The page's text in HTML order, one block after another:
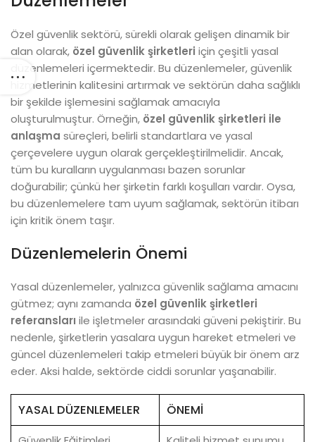
Özel güvenlik sektörü, sürekli olarak gelişen dinamik bir
alan olarak, özel güvenlik şirketleri için çeşitli yasal
düzenlemeleri içermektedir. Bu düzenlemeler, güvenlik
hizmetlerinin kalitesini artırmak ve sektörün daha sağlıklı
bir şekilde işlemesini sağlamak amacıyla
oluşturulmuştur. Örneğin, özel güvenlik şirketleri ile
anlaşma süreçleri, belirli standartlara ve yasal
çerçevelere uygun olarak gerçekleştirilmelidir. Ancak,
tüm bu kuralların uygulanması bazen sorunlar
doğurabilir; çünkü her şirketin farklı koşulları vardır. Oysa,
bu düzenlemelere tam uyum sağlamak, sektörün itibarı
için kritik önem taşır.
Düzenlemelerin Önemi
Yasal düzenlemeler, yalnızca güvenlik sağlama amacını
gütmez; aynı zamanda özel güvenlik şirketleri
referansları ile işletmeler arasındaki güveni pekiştirir. Bu
nedenle, şirketlerin yasalara uygun hareket etmeleri ve
güncel düzenlemeleri takip etmeleri büyük bir önem arz
eder. Aksi halde, sektörde ciddi sorunlar yaşanabilir.
YASAL DÜZENLEMELER ÖNEMI